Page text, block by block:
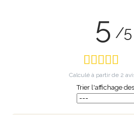
5 /5
Calculé à partir de 2
Trier l'affichage